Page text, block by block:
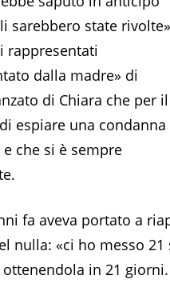
sarebbero state rivolte»
rappresentati
dalla madre» di
di Chiara che per il
espiare una condanna
che si è sempre
fa aveva portato a
nulla: «ci ho messo 21
in 21